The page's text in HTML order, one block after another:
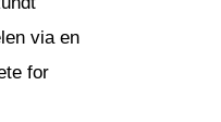
via en
for